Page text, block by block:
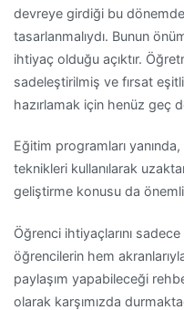
devreye girdiği bu
tasarlanmalıydı. Bunun
ihtiyaç olduğu açıktır.
sadeleştirilmiş ve fırsat
hazırlamak için henüz geç
Eğitim programları
teknikleri kullanılarak
geliştirme konusu da
Öğrenci ihtiyaçlarını
öğrencilerin hem
paylaşım yapabileceği
olarak karşımızda